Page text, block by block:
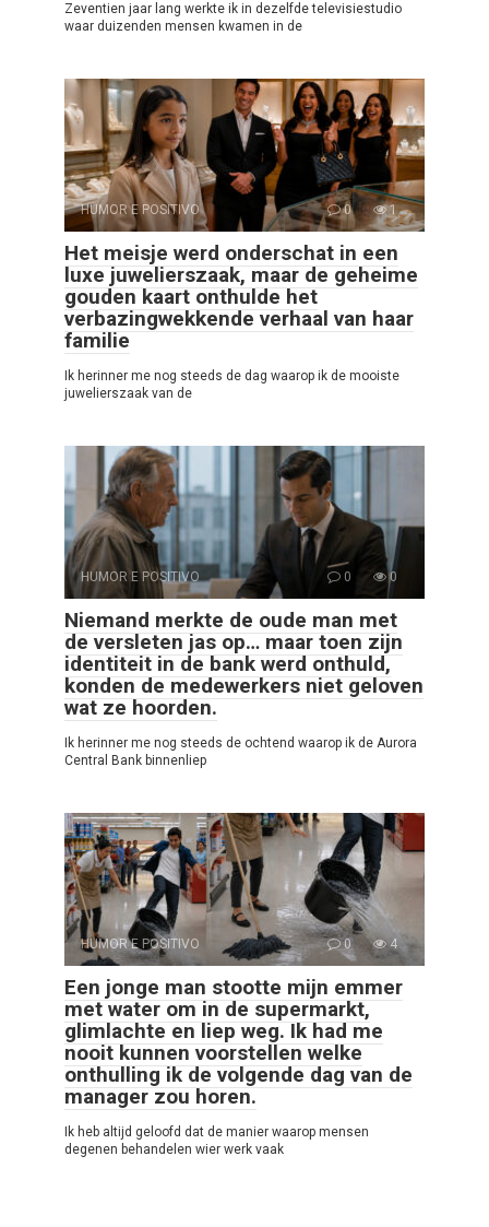
Zeventien jaar lang werkte ik in dezelfde televisiestudio
waar duizenden mensen kwamen in de
HUMOR E POSITIVO 0 1
Het meisje werd onderschat in een
luxe juwelierszaak, maar de geheime
gouden kaart onthulde het
verbazingwekkende verhaal van haar
familie
Ik herinner me nog steeds de dag waarop ik de mooiste
juwelierszaak van de
HUMOR E POSITIVO 0 0
Niemand merkte de oude man met
de versleten jas op… maar toen zijn
identiteit in de bank werd onthuld,
konden de medewerkers niet geloven
wat ze hoorden.
Ik herinner me nog steeds de ochtend waarop ik de Aurora
Central Bank binnenliep
HUMOR E POSITIVO 0 4
Een jonge man stootte mijn emmer
met water om in de supermarkt,
glimlachte en liep weg. Ik had me
nooit kunnen voorstellen welke
onthulling ik de volgende dag van de
manager zou horen.
Ik heb altijd geloofd dat de manier waarop mensen
degenen behandelen wier werk vaak